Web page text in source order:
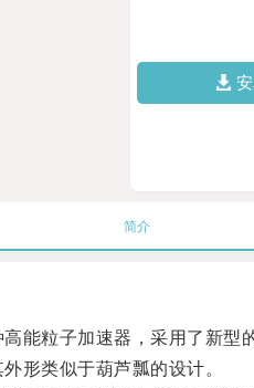
简介
粒子加速器，采用了新型
类似于葫芦瓢的设计。